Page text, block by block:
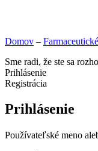
Domov –
Sme radi, že ste sa
Prihlásenie
Registrácia
Prihlásenie
Používateľské meno